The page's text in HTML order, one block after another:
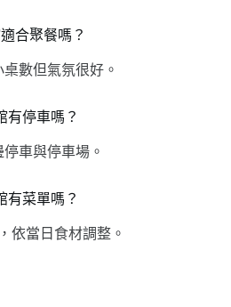
合聚餐嗎？
數但氣氛很好。
有停車嗎？
車與停車場。
有菜單嗎？
依當日食材調整。